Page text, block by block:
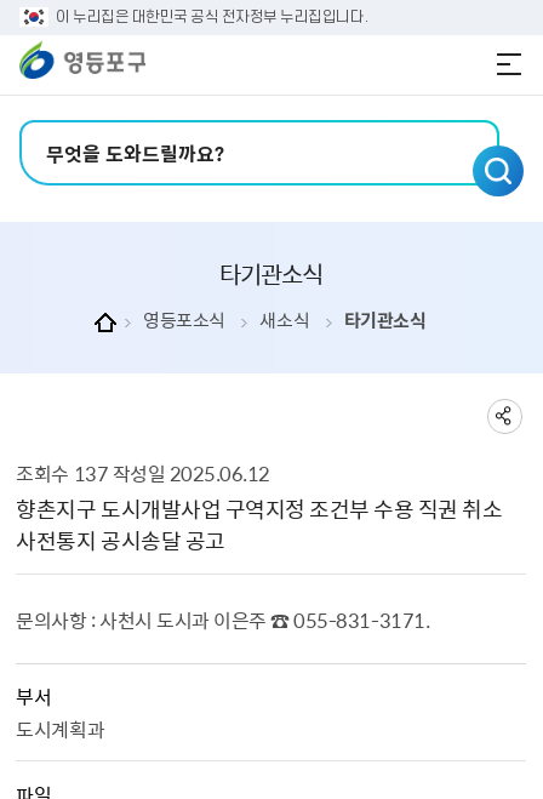
본문 바로가기
주메뉴 바로가기
이 누리집은 대한민국 공식 전자정부 누리집입니다.
타기관소식
영등포소식 새소식 타기관소식
조회수 137 작성일 2025.06.12
향촌지구 도시개발사업 구역지정 조건부 수용 직권 취소
사전통지 공시송달 공고
문의사항 : 사천시 도시과 이은주 ☎ 055-831-3171.
부서
도시계획과